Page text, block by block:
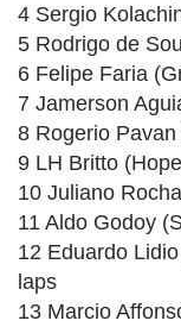
4 Sergio
5 Rodrigo de
6 Felipe Faria
7 Jamerson
8 Rogerio
9 LH Britto
10 Juliano
11 Aldo Godoy
12 Eduardo
laps
13 Marcio